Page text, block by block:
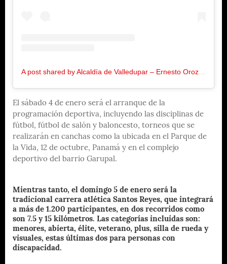
A post shared by Alcaldía de Valledupar – Ernesto Orozco (@alcaldiavpar)
El sábado 4 de enero será el arranque de la
programación deportiva, incluyendo las disciplinas de
fútbol, fútbol de salón y baloncesto, torneos que se
realizarán en canchas como la ubicada en el Parque de
la Vida, 12 de octubre, Panamá y en el complejo
deportivo del barrio Garupal.
Mientras tanto, el domingo 5 de enero será la
tradicional carrera atlética Santos Reyes, que integrará
a más de 1.200 participantes, en dos recorridos como
son 7.5 y 15 kilómetros. Las categorías incluidas son:
menores, abierta, élite, veterano, plus, silla de rueda y
visuales, estas últimas dos para personas con
discapacidad.